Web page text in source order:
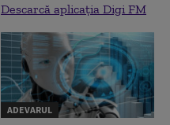
Descarcă aplicația Digi FM
ADEVARUL